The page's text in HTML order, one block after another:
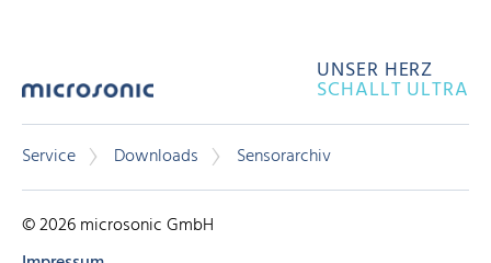
UNSER HERZ
SCHALLT ULTRA
Service Downloads Sensorarchiv
© 2026 microsonic GmbH